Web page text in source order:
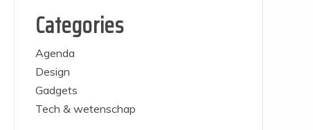
Categories
Agenda
Design
Gadgets
Tech & wetenschap